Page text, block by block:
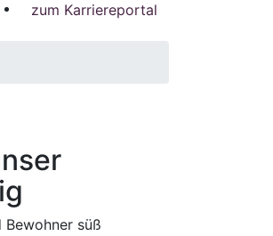
zum Karriereportal
Bewohner süß